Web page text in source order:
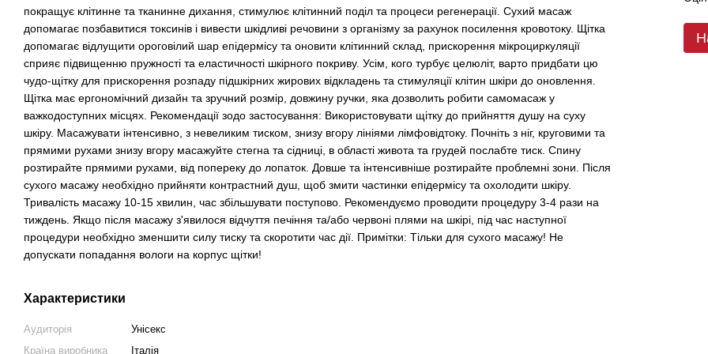
покращує клітинне та тканинне дихання, стимулює клітинний поділ та процеси регенерації. Сухий масаж
допомагає позбавитися токсинів і вивести шкідливі речовини з організму за рахунок посилення кровотоку. Щітка
допомагає відлущити ороговілий шар епідермісу та оновити клітинний склад, прискорення мікроциркуляції
сприяє підвищенню пружності та еластичності шкірного покриву. Усім, кого турбує целюліт, варто придбати цю
чудо-щітку для прискорення розпаду підшкірних жирових відкладень та стимуляції клітин шкіри до оновлення.
Щітка має ергономічний дизайн та зручний розмір, довжину ручки, яка дозволить робити самомасаж у
важкодоступних місцях. Рекомендації зодо застосування: Використовувати щітку до прийняття душу на суху
шкіру. Масажувати інтенсивно, з невеликим тиском, знизу вгору лініями лімфовідтоку. Почніть з ніг, круговими та
прямими рухами знизу вгору масажуйте стегна та сідниці, в області живота та грудей послабте тиск. Спину
розтирайте прямими рухами, від попереку до лопаток. Довше та інтенсивніше розтирайте проблемні зони. Після
сухого масажу необхідно прийняти контрастний душ, щоб змити частинки епідермісу та охолодити шкіру.
Тривалість масажу 10-15 хвилин, час збільшувати поступово. Рекомендуємо проводити процедуру 3-4 рази на
тиждень. Якщо після масажу з'явилося відчуття печіння та/або червоні плями на шкірі, під час наступної
процедури необхідно зменшити силу тиску та скоротити час дії. Примітки: Тільки для сухого масажу! Не
допускати попадання вологи на корпус щітки!
Характеристики
Аудиторія
Унісекс
Країна виробника
Італія